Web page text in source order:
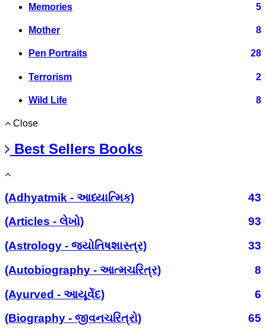
Memories 5
Mother 8
Pen Portraits 28
Terrorism 2
Wild Life 8
Close
Best Sellers Books
(Adhyatmik - આધ્યાત્મિક)
43
(Articles - લેખો)
93
(Astrology - જ્યોતિષશાસ્ત્ર)
33
(Autobiography - આત્મચરિત્ર)
8
(Ayurved - આયૂર્વેદ)
6
(Biography - જીવનચરિત્રો)
65